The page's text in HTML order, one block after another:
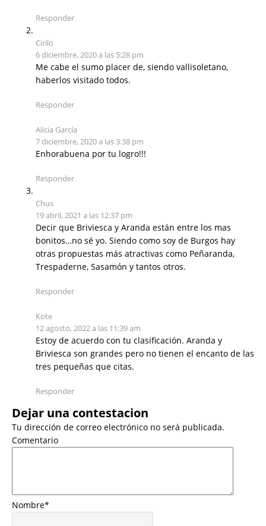
Responder
Cirilo
6 diciembre, 2020 a las 5:28 pm
Me cabe el sumo placer de, siendo vallisoletano,
haberlos visitado todos.
Responder
Alicia García
7 diciembre, 2020 a las 3:38 pm
Enhorabuena por tu logro!!!
Responder
Chus
19 abril, 2021 a las 12:37 pm
Decir que Briviesca y Aranda están entre los mas
bonitos…no sé yo. Siendo como soy de Burgos hay
otras propuestas más atractivas como Peñaranda,
Trespaderne, Sasamón y tantos otros.
Responder
Kote
12 agosto, 2022 a las 11:39 am
Estoy de acuerdo con tu clasificación. Aranda y
Briviesca son grandes pero no tienen el encanto de las
tres pequeñas que citas.
Responder
Dejar una contestacion
Tu dirección de correo electrónico no será publicada.
Comentario
Nombre*